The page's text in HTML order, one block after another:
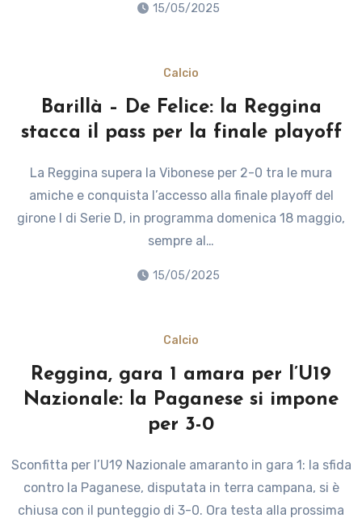
15/05/2025
Calcio
Barillà – De Felice: la Reggina
stacca il pass per la finale playoff
La Reggina supera la Vibonese per 2-0 tra le mura
amiche e conquista l’accesso alla finale playoff del
girone I di Serie D, in programma domenica 18 maggio,
sempre al…
15/05/2025
Calcio
Reggina, gara 1 amara per l’U19
Nazionale: la Paganese si impone
per 3-0
Sconfitta per l’U19 Nazionale amaranto in gara 1: la sfida
contro la Paganese, disputata in terra campana, si è
chiusa con il punteggio di 3-0. Ora testa alla prossima